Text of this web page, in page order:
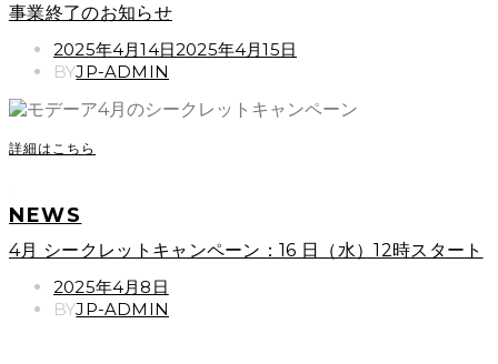
事業終了のお知らせ
POSTED
ON
2025年4月14日2025年4月15日
BYJP-ADMIN
詳細はこちら
NEWS
4月 シークレットキャンペーン：16 日（水）12時スタート
POSTED
ON
2025年4月8日
BYJP-ADMIN